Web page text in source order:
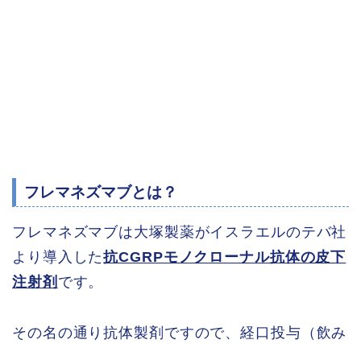
フレマネズマブとは？
フレマネズマブは大塚製薬がイスラエルのテバ社
より導入した抗CGRPモノクローナル抗体の皮下
注射剤 です。
その名の通り抗体製剤ですので、経口投与（飲み